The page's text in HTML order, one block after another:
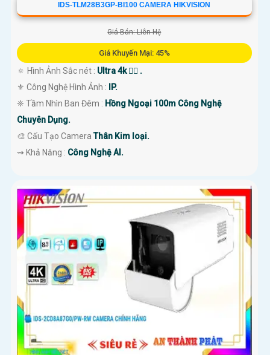
IDS-TLM28B3GP-BI100 CAMERA HIKVISION
Giá Bán: Liên Hệ
Giá Khuyến Mại: 45%
🔅 Hình Ảnh Sắc nét : Ultra 4k 👍🏾 .
⚜️ Công Nghệ Hình Ảnh :
IP.
❈ Tầm Nhìn Ban Đêm : Hồng Ngoại 100m Công Nghệ
Chuyên Dụng.
🎨 Cấu Tạo CameraThân Kim loại.
️⇝ Khả Năng : Công Nghệ AI.